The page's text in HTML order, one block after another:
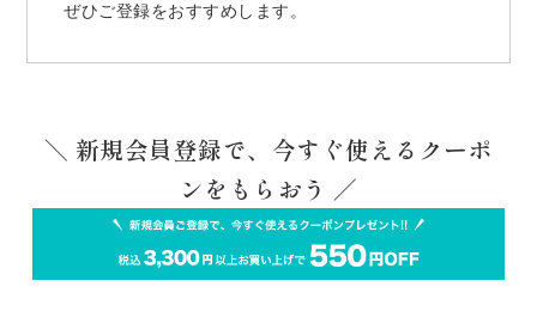
ぜひご登録をおすすめします。
＼ 新規会員登録で、今すぐ使えるクーポ
ンをもらおう ／